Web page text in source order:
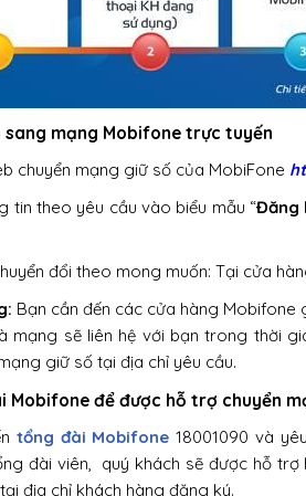
sang mạng Mobifone trực tuyến
chuyển mạng giữ số của MobiFone
tin theo yêu cầu vào biểu mẫu “Đăng
đổi theo mong muốn: Tại cửa
Bạn cần đến các cửa hàng Mobifone
mạng sẽ liên hệ với bạn trong thời
giữ số tại địa chỉ yêu cầu.
Mobifone để được hỗ trợ chuyển
tổng đài Mobifone 18001090 và
đài viên, quý khách sẽ được hỗ
địa chỉ khách hàng đăng ký.